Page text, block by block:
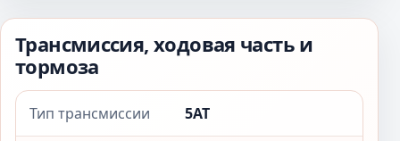
Трансмиссия, ходовая часть и
тормоза
Тип трансмиссии 5AT